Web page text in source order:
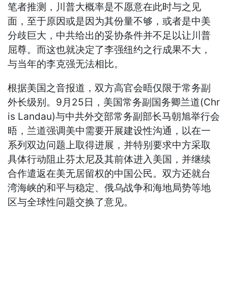
笔者推测，川普大概率是不愿意在此时与之见
面，至于原因或是因为其份量不够，或者是中美
分歧巨大，中共给出的妥协条件并不足以让川普
屈尊。而这也就决定了李强纽约之行成果不大，
与当年的李克强无法相比。
根据美国之音报道，双方高官会晤仅限于常务副
外长级别。9月25日，美国常务副国务卿兰道(Chr
is Landau)与中共外交部常务副部长马朝旭举行会
晤，兰道强调美中需要开展建设性沟通，以在一
系列双边问题上取得进展，并特别要求中方采取
具体行动阻止芬太尼及其前体进入美国，并继续
合作遣返在美无居留权的中国公民。双方还就台
湾海峡的和平与稳定、俄乌战争和海地局势等地
区与全球性问题交换了意见。